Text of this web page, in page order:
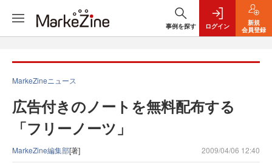
事例を探す ログイン
新規
会員登録
MarkeZineニュース
広告付きのノートを無料配布する
「フリーノーツ」
MarkeZine編集部[著] 2009/04/06 12:40